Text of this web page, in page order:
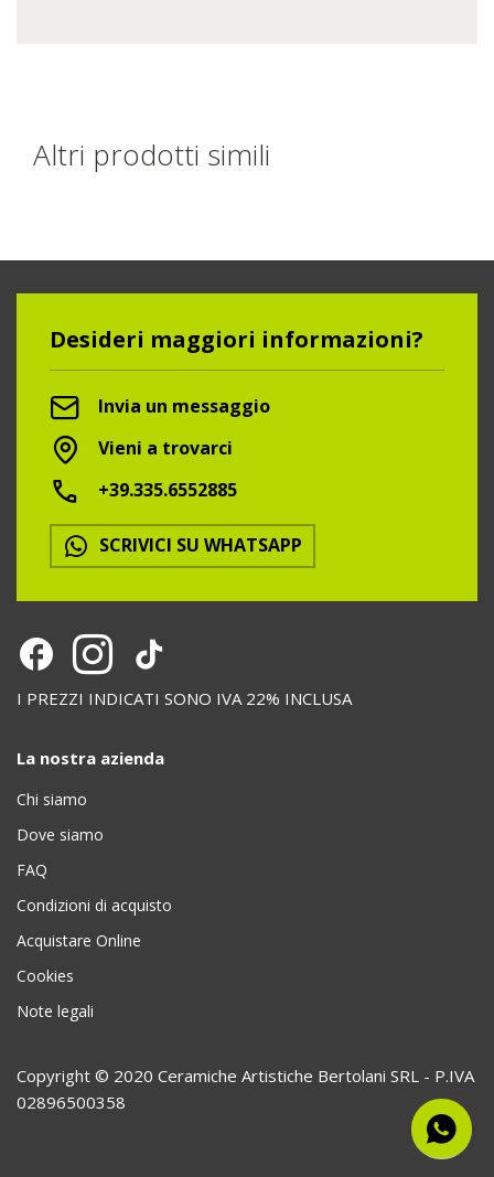
Altri prodotti simili
Desideri maggiori informazioni?
Invia un messaggio
Vieni a trovarci
+39.335.6552885
SCRIVICI SU WHATSAPP
I PREZZI INDICATI SONO IVA 22% INCLUSA
La nostra azienda
Chi siamo
Dove siamo
FAQ
Condizioni di acquisto
Acquistare Online
Cookies
Note legali
Copyright © 2020 Ceramiche Artistiche Bertolani SRL - P.IVA
02896500358